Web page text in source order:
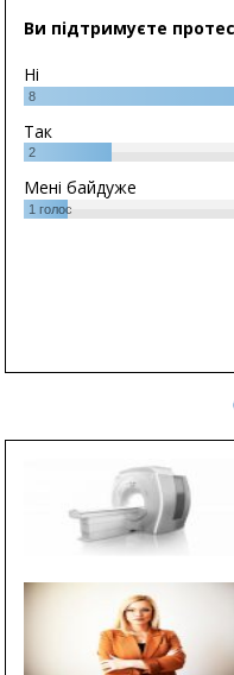
Ви підтримуєте
Ні
8
Так
2
Мені байдуже
1 голос